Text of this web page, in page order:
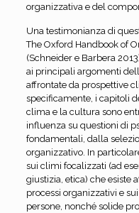
organizzativa e del
Una testimonianza di
The Oxford Handbook of
(Schneider e Barbera
ai principali argomenti
affrontate da prospettive
specificamente, i capitoli
clima e la cultura sono
influenza su questioni di
fondamentali, dalla
organizzativo. In
sui climi focalizzati (ad
giustizia, etica) che esiste
processi organizzativi e
persone, nonché solide